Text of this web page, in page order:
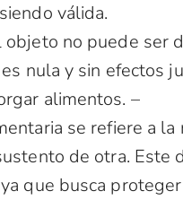
válida.
objeto no puede ser
nula y sin efectos
alimentos. –
se refiere a
de otra. Este
que busca